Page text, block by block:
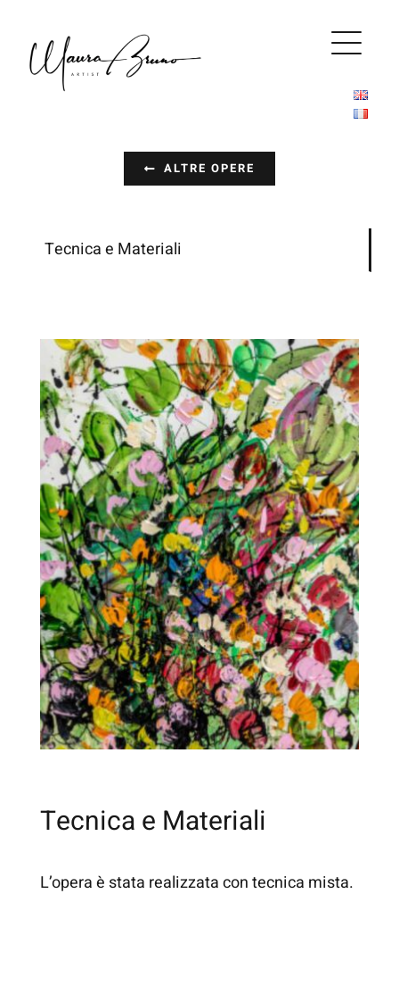
contenuto
Tecnica e Materiali
L’opera è stata realizzata con tecnica mista.
ALTRE OPERE
Tecnica e Materiali